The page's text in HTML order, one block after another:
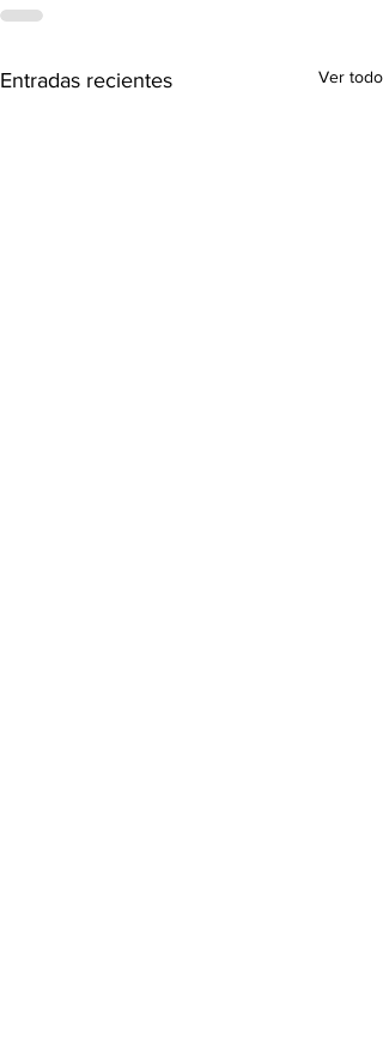
Entradas recientes Ver todo